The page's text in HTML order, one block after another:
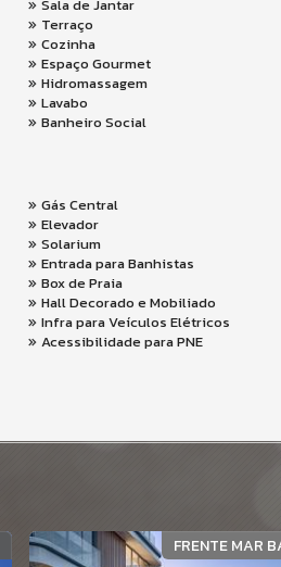
Sala de Jantar
Terraço
Cozinha
Espaço Gourmet
Hidromassagem
Lavabo
Banheiro Social
Gás Central
Elevador
Solarium
Entrada para Banhistas
Box de Praia
Hall Decorado e Mobiliado
Infra para Veículos Elétricos
Acessibilidade para PNE
FRENTE MAR